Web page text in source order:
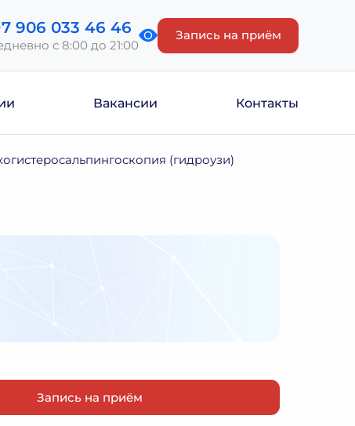
906 033 46 46
с 8:00 до 21:00
Запись на приём
Вакансии Контакты
(гидроузи)
Запись на приём